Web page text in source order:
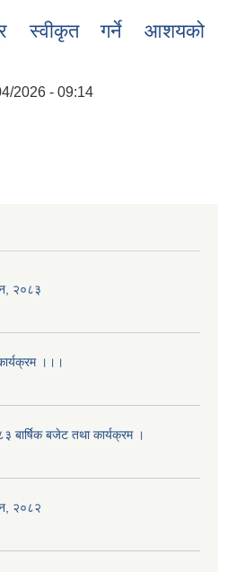
सूचना ।।।
स्वीकृत गर्ने आशयको
2026 - 09:14
२०८३
।।।
बार्षिक बजेट तथा कार्यक्रम ।
२०८२